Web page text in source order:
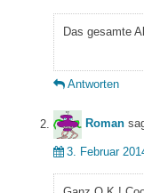
Das gesamte
Antworten
Roman
3. Februar